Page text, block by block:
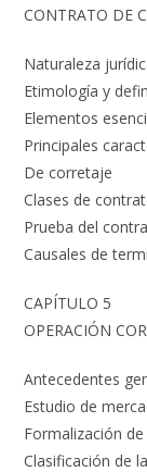
CONTRATO DE
Naturaleza
Etimología y
Elementos
Principales
De corretaje
Clases de
Prueba del
Causales de
CAPÍTULO 5
OPERACIÓN
Antecedentes
Estudio de
Formalización
Clasificación de